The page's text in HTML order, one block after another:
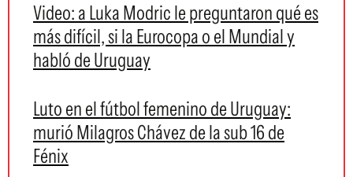
Video: a Luka Modric le preguntaron qué es
más difícil, si la Eurocopa o el Mundial y
habló de Uruguay
Luto en el fútbol femenino de Uruguay:
murió Milagros Chávez de la sub 16 de
Fénix